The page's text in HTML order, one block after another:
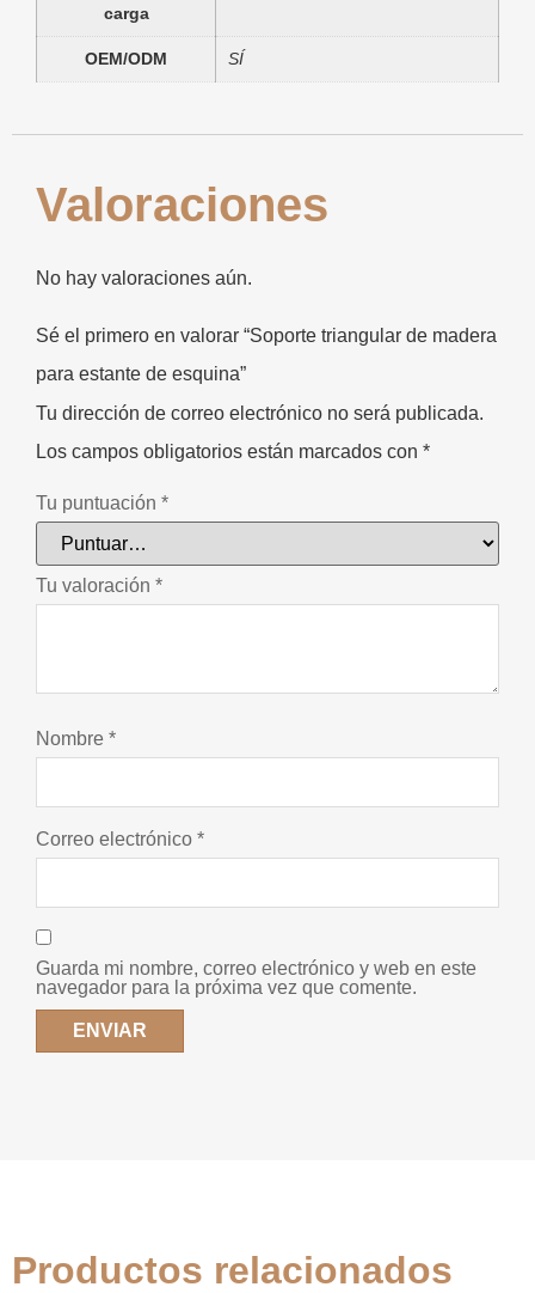
carga
OEM/ODM SÍ
Valoraciones
No hay valoraciones aún.
Sé el primero en valorar “Soporte triangular de madera
para estante de esquina”
Tu dirección de correo electrónico no será publicada.
Los campos obligatorios están marcados con *
Tu puntuación *
Tu valoración *
Nombre *
Correo electrónico *
Guarda mi nombre, correo electrónico y web en este
navegador para la próxima vez que comente.
Productos relacionados